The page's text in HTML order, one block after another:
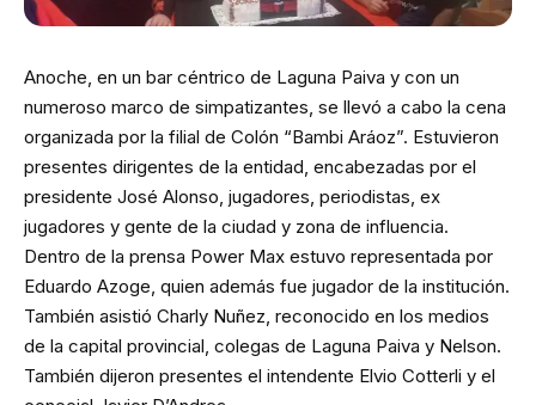
Anoche, en un bar céntrico de Laguna Paiva y con un
numeroso marco de simpatizantes, se llevó a cabo la cena
organizada por la filial de Colón “Bambi Aráoz”. Estuvieron
presentes dirigentes de la entidad, encabezadas por el
presidente José Alonso, jugadores, periodistas, ex
jugadores y gente de la ciudad y zona de influencia.
Dentro de la prensa Power Max estuvo representada por
Eduardo Azoge, quien además fue jugador de la institución.
También asistió Charly Nuñez, reconocido en los medios
de la capital provincial, colegas de Laguna Paiva y Nelson.
También dijeron presentes el intendente Elvio Cotterli y el